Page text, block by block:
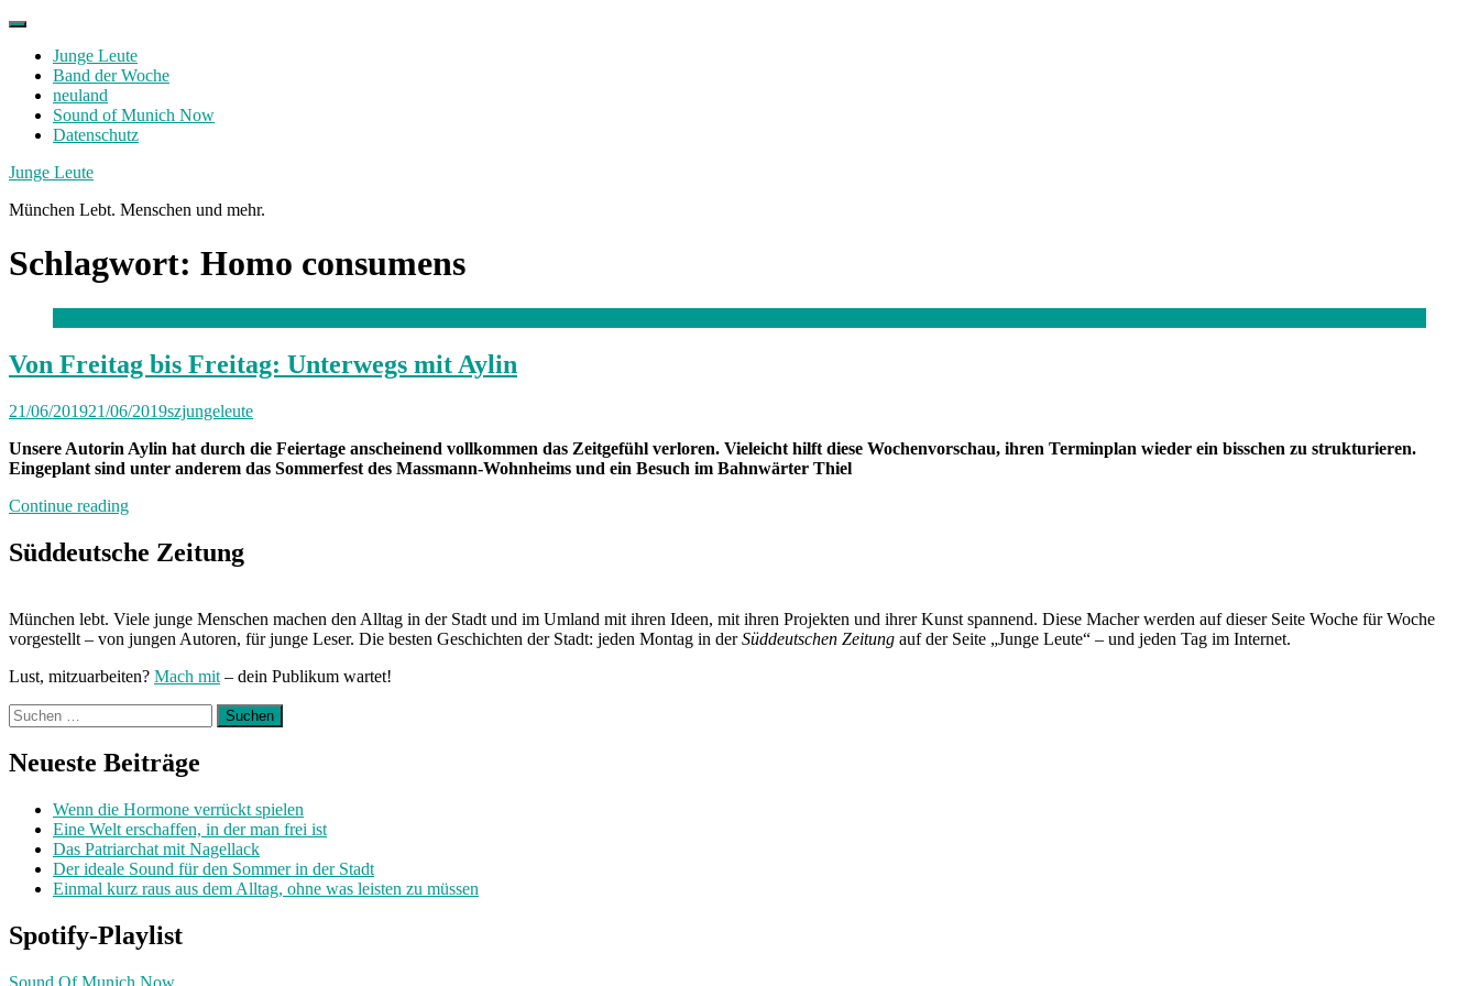
Skip
contentJunge Leute
Band der Woche
neuland
Sound of Munich Now
Datenschutz
Facebook
Twitter
Instagram
Junge Leute
München Lebt. Menschen und mehr.
Schlagwort: Homo consumens
Von Freitag bis Freitag: Unterwegs mit Aylin
21/06/201921/06/2019szjungeleute
Unsere Autorin Aylin hat durch die Feiertage anscheinend vollkommen das Zeitgefühl verloren. Vieleicht hilft diese Wochenvorschau, ihren Terminplan wieder ein bisschen zu strukturieren.
Eingeplant sind unter anderem das Sommerfest des Massmann-Wohnheims und ein Besuch im Bahnwärter Thiel
Continue reading„Von
bis
Freitag:
Aylin“
Süddeutsche Zeitung
München lebt. Viele junge Menschen machen den Alltag in der Stadt und im Umland mit ihren Ideen, mit ihren Projekten und ihrer Kunst spannend. Diese Macher werden auf dieser Seite Woche für Woche
vorgestellt – von jungen Autoren, für junge Leser. Die besten Geschichten der Stadt: jeden Montag in derSüddeutschen Zeitung auf der Seite „Junge Leute“ – und jeden Tag im Internet.
Lust, mitzuarbeiten? Mach mit – dein Publikum wartet!
Suchen
nach:
Neueste Beiträge
Wenn die Hormone verrückt spielen
Eine Welt erschaffen, in der man frei ist
Das Patriarchat mit Nagellack
Der ideale Sound für den Sommer in der Stadt
Einmal kurz raus aus dem Alltag, ohne was leisten zu müssen
Spotify-Playlist